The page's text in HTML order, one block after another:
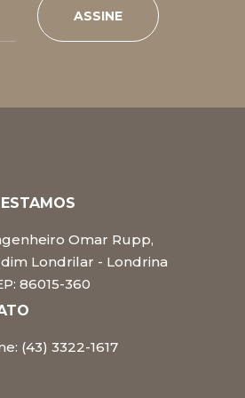
ASSINE
Omar Rupp,
Londrilar - Londrina
86015-360
(43) 3322-1617